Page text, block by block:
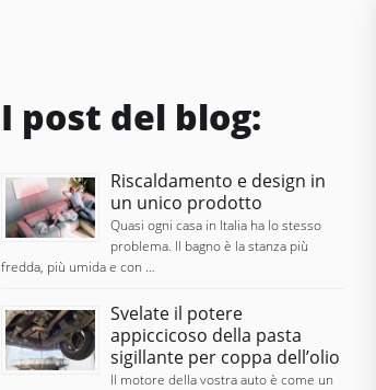
I post del blog:
Riscaldamento e design in
un unico prodotto
Quasi ogni casa in Italia ha lo stesso
problema. Il bagno è la stanza più
fredda, più umida e con …
Svelate il potere
appiccicoso della pasta
sigillante per coppa dell’olio
Il motore della vostra auto è come un